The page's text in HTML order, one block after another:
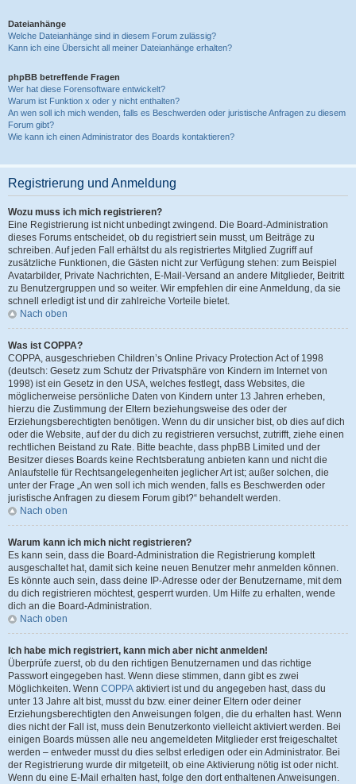
Dateianhänge
Welche Dateianhänge sind in diesem Forum zulässig?
Kann ich eine Übersicht all meiner Dateianhänge erhalten?
phpBB betreffende Fragen
Wer hat diese Forensoftware entwickelt?
Warum ist Funktion x oder y nicht enthalten?
An wen soll ich mich wenden, falls es Beschwerden oder juristische Anfragen zu diesem
Forum gibt?
Wie kann ich einen Administrator des Boards kontaktieren?
Registrierung und Anmeldung
Wozu muss ich mich registrieren?
Eine Registrierung ist nicht unbedingt zwingend. Die Board-Administration
dieses Forums entscheidet, ob du registriert sein musst, um Beiträge zu
schreiben. Auf jeden Fall erhältst du als registriertes Mitglied Zugriff auf
zusätzliche Funktionen, die Gästen nicht zur Verfügung stehen: zum Beispiel
Avatarbilder, Private Nachrichten, E-Mail-Versand an andere Mitglieder, Beitritt
zu Benutzergruppen und so weiter. Wir empfehlen dir eine Anmeldung, da sie
schnell erledigt ist und dir zahlreiche Vorteile bietet.
Nach oben
Was ist COPPA?
COPPA, ausgeschrieben Children’s Online Privacy Protection Act of 1998
(deutsch: Gesetz zum Schutz der Privatsphäre von Kindern im Internet von
1998) ist ein Gesetz in den USA, welches festlegt, dass Websites, die
möglicherweise persönliche Daten von Kindern unter 13 Jahren erheben,
hierzu die Zustimmung der Eltern beziehungsweise des oder der
Erziehungsberechtigten benötigen. Wenn du dir unsicher bist, ob dies auf dich
oder die Website, auf der du dich zu registrieren versuchst, zutrifft, ziehe einen
rechtlichen Beistand zu Rate. Bitte beachte, dass phpBB Limited und der
Besitzer dieses Boards keine Rechtsberatung anbieten kann und nicht die
Anlaufstelle für Rechtsangelegenheiten jeglicher Art ist; außer solchen, die
unter der Frage „An wen soll ich mich wenden, falls es Beschwerden oder
juristische Anfragen zu diesem Forum gibt?“ behandelt werden.
Nach oben
Warum kann ich mich nicht registrieren?
Es kann sein, dass die Board-Administration die Registrierung komplett
ausgeschaltet hat, damit sich keine neuen Benutzer mehr anmelden können.
Es könnte auch sein, dass deine IP-Adresse oder der Benutzername, mit dem
du dich registrieren möchtest, gesperrt wurden. Um Hilfe zu erhalten, wende
dich an die Board-Administration.
Nach oben
Ich habe mich registriert, kann mich aber nicht anmelden!
Überprüfe zuerst, ob du den richtigen Benutzernamen und das richtige
Passwort eingegeben hast. Wenn diese stimmen, dann gibt es zwei
Möglichkeiten. Wenn COPPA aktiviert ist und du angegeben hast, dass du
unter 13 Jahre alt bist, musst du bzw. einer deiner Eltern oder deiner
Erziehungsberechtigten den Anweisungen folgen, die du erhalten hast. Wenn
dies nicht der Fall ist, muss dein Benutzerkonto vielleicht aktiviert werden. Bei
einigen Boards müssen alle neu angemeldeten Mitglieder erst freigeschaltet
werden – entweder musst du dies selbst erledigen oder ein Administrator. Bei
der Registrierung wurde dir mitgeteilt, ob eine Aktivierung nötig ist oder nicht.
Wenn du eine E-Mail erhalten hast, folge den dort enthaltenen Anweisungen.